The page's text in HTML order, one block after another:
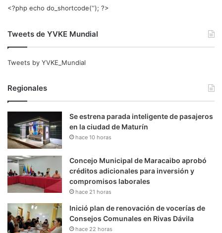
<?php echo do_shortcode(‘‘); ?>
Tweets de YVKE Mundial
Tweets by YVKE_Mundial
Regionales
Se estrena parada inteligente de pasajeros
en la ciudad de Maturín
hace 10 horas
Concejo Municipal de Maracaibo aprobó
créditos adicionales para inversión y
compromisos laborales
hace 21 horas
Inició plan de renovación de vocerías de
Consejos Comunales en Rivas Dávila
hace 22 horas